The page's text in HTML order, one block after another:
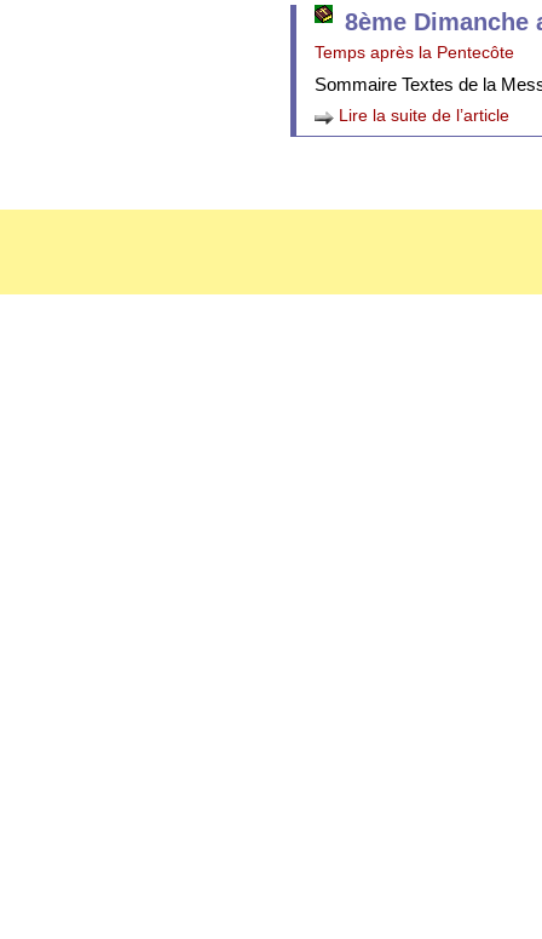
8ème Dimanche
Temps après la Pentecôte
Sommaire Textes de la
Lire la suite de l’article